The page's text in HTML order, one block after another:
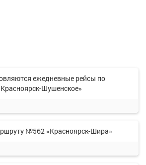
ежедневные рейсы по
Шушенское»
№562 «Красноярск-Шира»